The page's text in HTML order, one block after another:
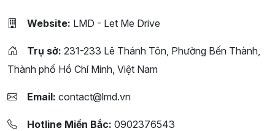
Website: LMD - Let Me Drive
Trụ sở: 231-233 Lê Thánh Tôn, Phường Bến Thành,
Thành phố Hồ Chí Minh, Việt Nam
Email: contact@lmd.vn
Hotline Miền Bắc: 0902376543